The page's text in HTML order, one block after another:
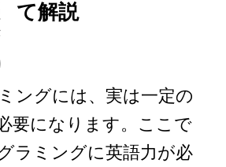
て解説
ングには、実は一定の
要になります。ここで
ラミングに英語力が必